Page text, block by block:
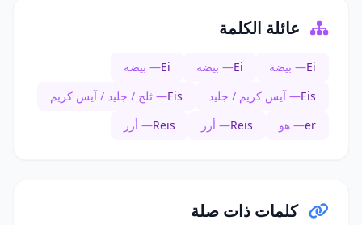
عائلة الكلمة
Ei— بيضة Ei— بيضة Ei— بيضة
Eis— آيس كريم / جليد Eis— ثلج / جليد / آيس كريم
er— هو Reis— أرز Reis— أرز
كلمات ذات صلة